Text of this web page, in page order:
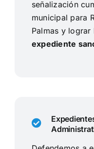
señalización
municipal para
Palmas y lograr
expediente